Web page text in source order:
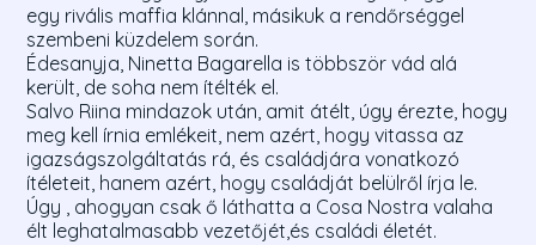
egy rivális maffia klánnal, másikuk a rendőrséggel
szembeni küzdelem során.
Édesanyja, Ninetta Bagarella is többször vád alá
került, de soha nem ítélték el.
Salvo Riina mindazok után, amit átélt, úgy érezte, hogy
meg kell írnia emlékeit, nem azért, hogy vitassa az
igazságszolgáltatás rá, és családjára vonatkozó
ítéleteit, hanem azért, hogy családját belülről írja le.
Úgy , ahogyan csak ő láthatta a Cosa Nostra valaha
élt leghatalmasabb vezetőjét,és családi életét.